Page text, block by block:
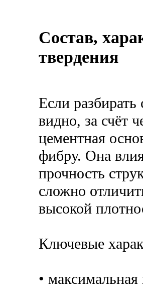
Состав,
твердения
Если разбирать
видно, за счёт
цементная
фибру. Она
прочность
сложно
высокой
Ключевые
•